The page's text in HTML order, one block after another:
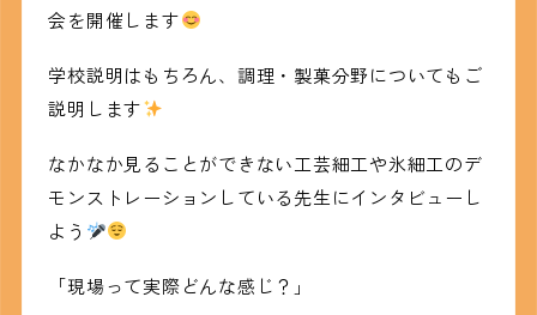
会を開催します
学校説明はもちろん、調理・製菓分野についてもご
説明します
なかなか見ることができない工芸細工や氷細工のデ
モンストレーションしている先生にインタビューし
よう
「現場って実際どんな感じ？」